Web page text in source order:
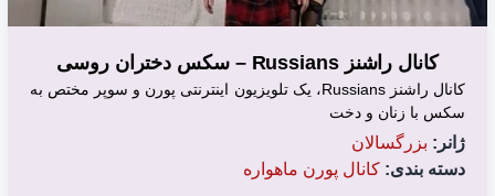
کانال راشنز Russians – سکس دختران روسی
کانال راشنز Russians، یک تلویزیون اینترنتی پورن و سوپر مختص به
سکس با زنان و دخت
ژانر: بزرگسالان
دسته بندی: کانال پورن ماهواره